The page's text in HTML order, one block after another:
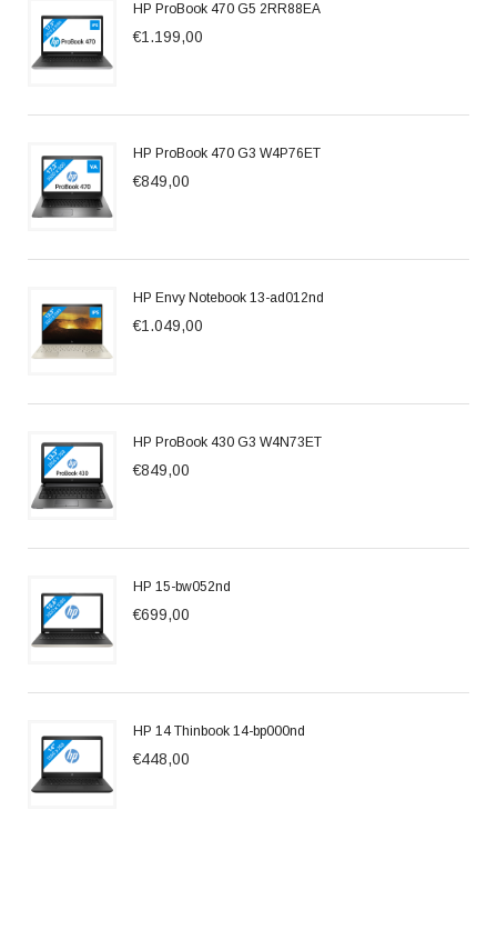
HP ProBook 470 G5 2RR88EA
€1.199,00
HP ProBook 470 G3 W4P76ET
€849,00
HP Envy Notebook 13-ad012nd
€1.049,00
HP ProBook 430 G3 W4N73ET
€849,00
HP 15-bw052nd
€699,00
HP 14 Thinbook 14-bp000nd
€448,00